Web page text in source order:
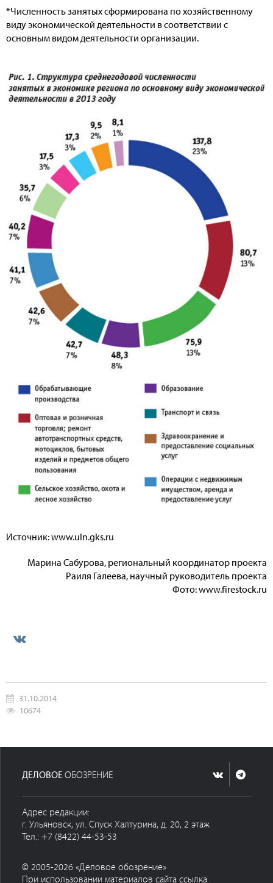
*Численность занятых сформирована по хозяйственному
виду экономической деятельности в соответствии с
основным видом деятельности организации.
Источник: www.uln.gks.ru
Марина Сабурова, региональный координатор проекта
Раиля Галеева, научный руководитель проекта
Фото: www.firestock.ru
31.10.2014
10674
ДЕЛОВОЕОБОЗРЕНИЕ
Адрес редакции:
г. Ульяновск, ул. Спуск Халтурина, д. 20, 2 этаж
Тел.: +7 (8422) 44-53-53
© 2005-2026 «Деловое обозрение»
При использовании материалов сайта ссылка